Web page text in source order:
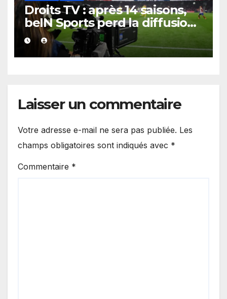
Droits TV : après 14 saisons,
beIN Sports perd la diffusion
de la Liga
Laisser un commentaire
Votre adresse e-mail ne sera pas publiée. Les
champs obligatoires sont indiqués avec *
Commentaire *